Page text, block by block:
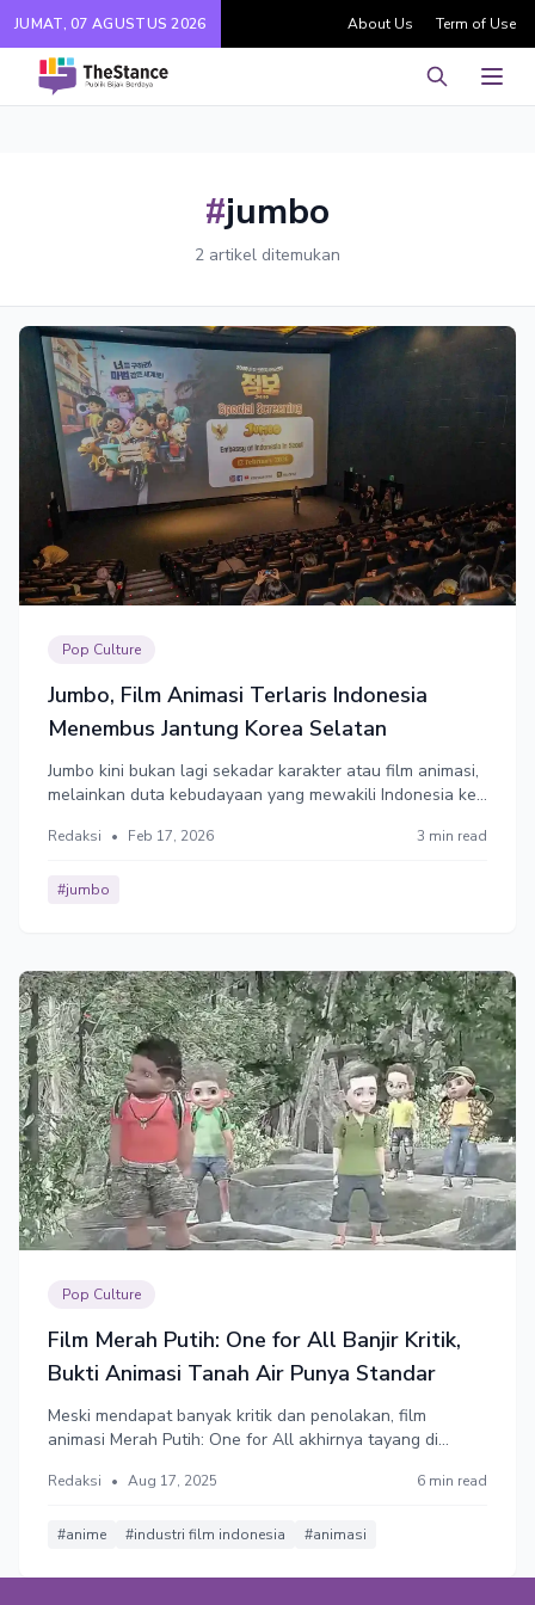
JUMAT, 07 AGUSTUS 2026 About Us Term of Use
Pencarian
#jumbo
2 artikel ditemukan
Pop Culture
Jumbo, Film Animasi Terlaris Indonesia
Menembus Jantung Korea Selatan
Jumbo kini bukan lagi sekadar karakter atau film animasi,
melainkan duta kebudayaan yang mewakili Indonesia ke
Redaksi • Feb 17, 2026 3 min read
#jumbo
Pop Culture
Film Merah Putih: One for All Banjir Kritik,
Bukti Animasi Tanah Air Punya Standar
Meski mendapat banyak kritik dan penolakan, film
animasi Merah Putih: One for All akhirnya tayang di
mereka dapat slot tayang di bioskop saat ratusan film
Bramantyo yang turut menonton film ini di bioskop
karena dari segi kualitas hasilnya seperti film yang belum
Redaksi • Aug 17, 2025 6 min read
#anime #industri film indonesia #animasi